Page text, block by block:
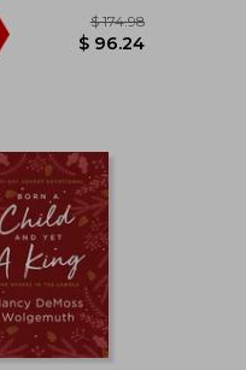
45%
dcto.